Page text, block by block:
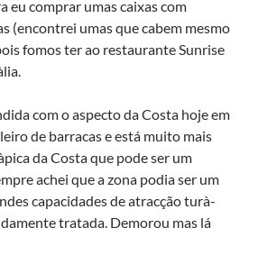
eu comprar umas caixas com
(encontrei umas que cabem mesmo
fomos ter ao restaurante Sunrise
com o aspecto da Costa hoje em
de barracas e está muito mais
da Costa que pode ser um
achei que a zona podia ser um
capacidades de atracção turà­
tratada. Demorou mas lá